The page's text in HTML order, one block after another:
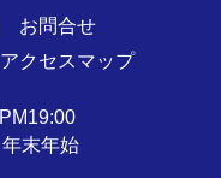
お問合せ
アクセスマップ
末年始